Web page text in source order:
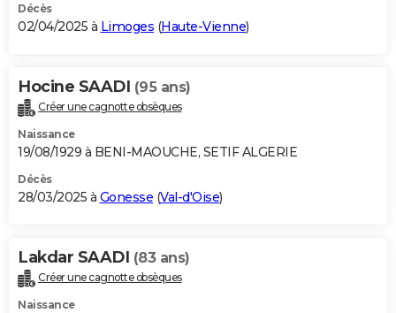
Décès
02/04/2025 à Limoges (Haute-Vienne)
Hocine SAADI (95 ans)
Créer une cagnotte obsèques
Naissance
19/08/1929 à BENI-MAOUCHE, SETIF ALGERIE
Décès
28/03/2025 à Gonesse (Val-d'Oise)
Lakdar SAADI (83 ans)
Créer une cagnotte obsèques
Naissance